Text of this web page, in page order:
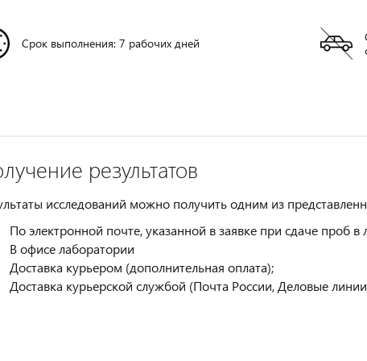
Срок выполнения: 7 рабочих дней
результатов
исследований можно получить одним из
По электронной почте, указанной в заявке при сдаче проб
В офисе лаборатории
Доставка курьером (дополнительная оплата);
Доставка курьерской службой (Почта России, Деловые